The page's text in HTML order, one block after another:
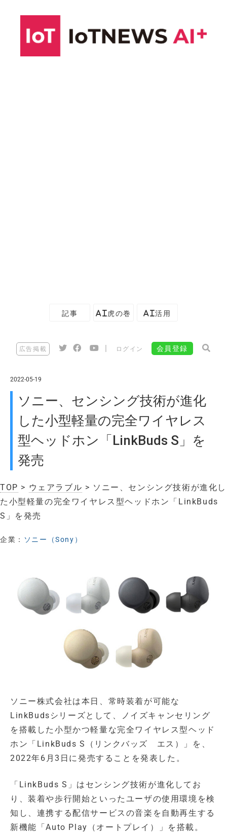
記事 AI虎の巻 AI活用
広告掲載 ログイン 会員登録
2022-05-19
ソニー、センシング技術が進化
した小型軽量の完全ワイヤレス
型ヘッドホン「LinkBuds S」を
発売
TOP > ウェアラブル > ソニー、センシング技術が進化し
た小型軽量の完全ワイヤレス型ヘッドホン「LinkBuds
S」を発売
企業： ソニー（Sony）
ソニー株式会社は本日、常時装着が可能な
LinkBudsシリーズとして、ノイズキャンセリング
を搭載した小型かつ軽量な完全ワイヤレス型ヘッド
ホン「LinkBuds S（リンクバッズ エス）」を、
2022年6月3日に発売することを発表した。
「LinkBuds S」はセンシング技術が進化してお
り、装着や歩行開始といったユーザの使用環境を検
知し、連携する配信サービスの音楽を自動再生する
新機能「Auto Play（オートプレイ）」を搭載。